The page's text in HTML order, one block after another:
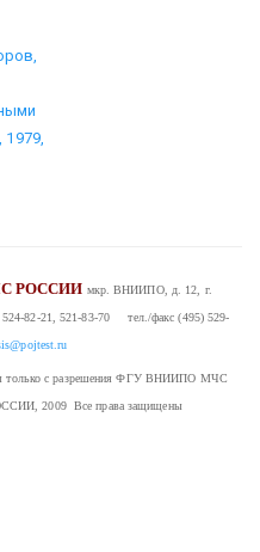
РОССИИ мкр. ВНИИПО, д. 12, г.
82-21, 521-83-70 тел./факс (495) 529-
только с разрешения ФГУ ВНИИПО МЧС
2009 Все права защищены